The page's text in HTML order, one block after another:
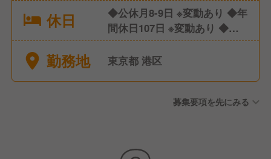
休日
◆公休月8-9日 ※変動あり ◆年
間休日107日 ※変動あり ◆有
給休暇 ◆産休/育休 ◆介護休
暇
勤務地 東京都 港区
募集要項を先にみる